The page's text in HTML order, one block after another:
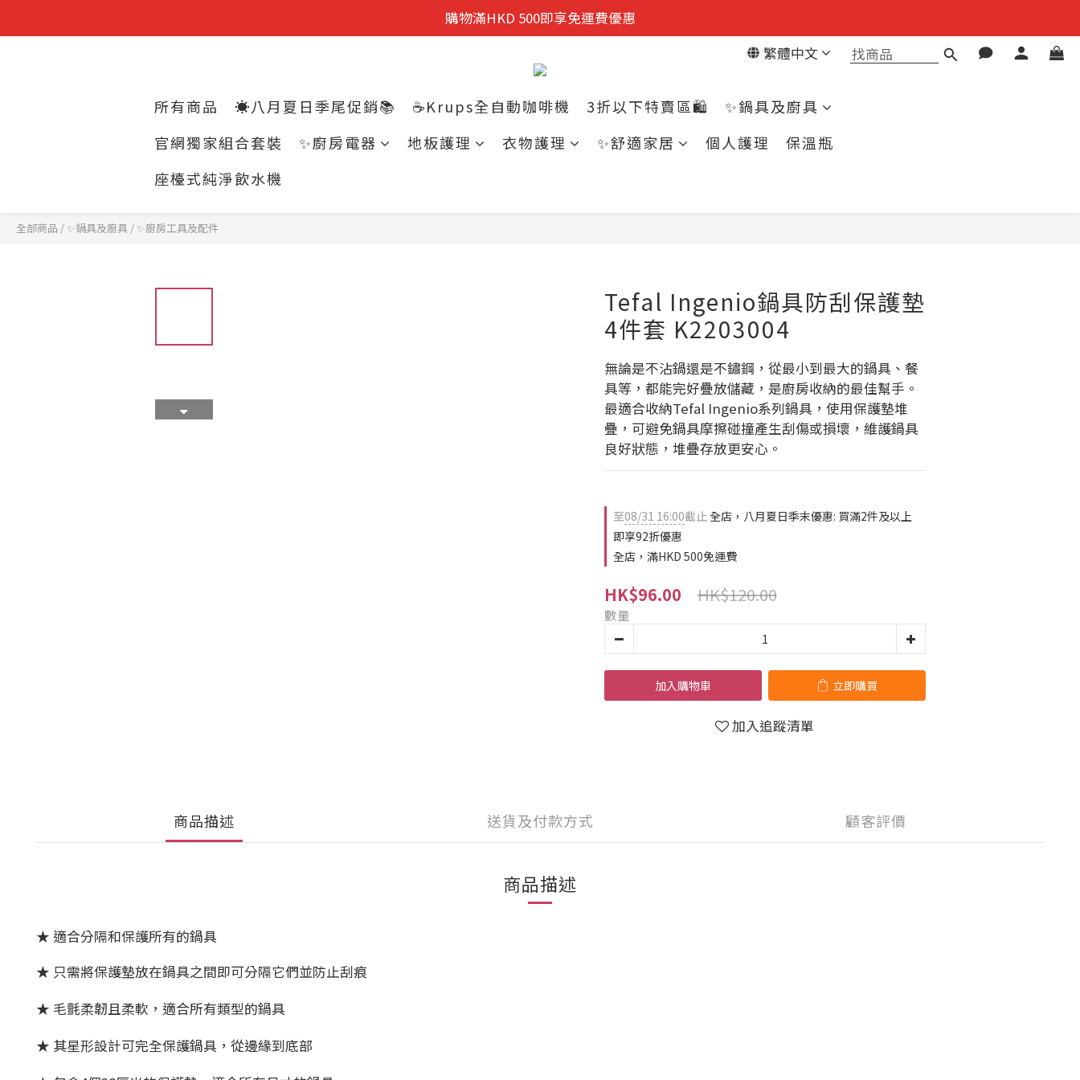
迎新禮遇:  新會員首次購物 尊享全單9折優惠!
購物滿HKD 500即享免運費優惠
繁體中文
所有商品 ☀️八月夏日季尾促銷📚 ☕Krups全自動咖啡機 3折以下特賣區🛍️
✨鍋具及廚具
官網獨家組合套裝
✨廚房電器 地板護理 衣物護理 ✨舒適家居 個人護理
保溫瓶
座檯式純淨飲水機
全部商品 / ✨鍋具及廚具 / ✨廚房工具及配件
Tefal Ingenio鍋具防刮保護墊
4件套 K2203004
無論是不沾鍋還是不鏽鋼，從最小到最大的鍋具、餐
具等，都能完好疊放儲藏，是廚房收納的最佳幫手。
最適合收納Tefal Ingenio系列鍋具，使用保護墊堆
疊，可避免鍋具摩擦碰撞產生刮傷或損壞，維護鍋具
良好狀態，堆疊存放更安心。
至08/31 16:00截止全店，八月夏日季末優惠: 買滿2件及以上
即享92折優惠
全店，滿HKD 500免運費
HK$96.00 HK$120.00
數量
加入購物車 立即購買
加入追蹤清單
商品描述 送貨及付款方式 顧客評價
商品描述
★ 適合分隔和保護所有的鍋具
★ 只需將保護墊放在鍋具之間即可分隔它們並防止刮痕
★ 毛氈柔韌且柔軟，適合所有類型的鍋具
★ 其星形設計可完全保護鍋具，從邊緣到底部